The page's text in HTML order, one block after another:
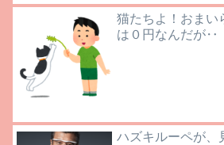
猫たちよ！おまい
は０円なんだが‥
ハズキルーペが、